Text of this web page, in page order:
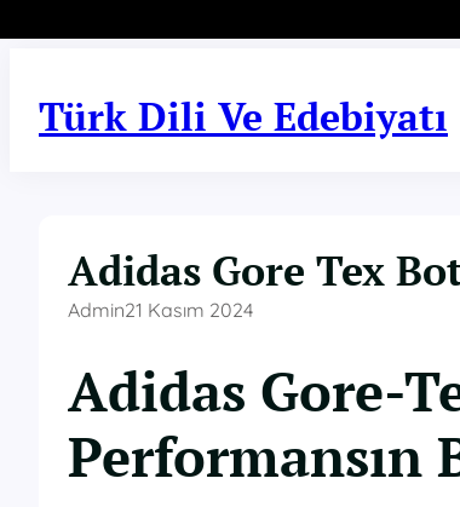
Türk Dili Ve Edebiyatı
Adidas Gore Tex
Admin21 Kasım 2024
Adidas Gore-
Performansın